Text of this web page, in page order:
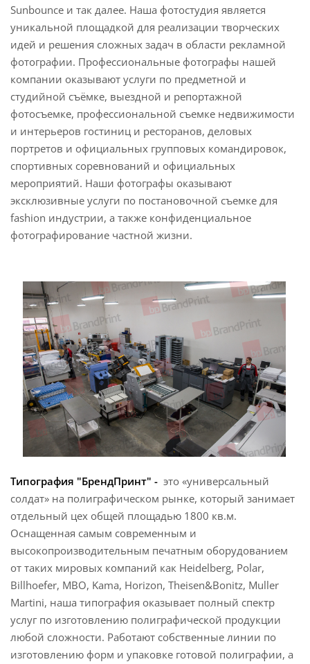
Sunbounce и так далее. Наша фотостудия является
уникальной площадкой для реализации творческих
идей и решения сложных задач в области рекламной
фотографии. Профессиональные фотографы нашей
компании оказывают услуги по предметной и
студийной съёмке, выездной и репортажной
фотосъемке, профессиональной съемке недвижимости
и интерьеров гостиниц и ресторанов, деловых
портретов и официальных групповых командировок,
спортивных соревнований и официальных
мероприятий. Наши фотографы оказывают
эксклюзивные услуги по постановочной съемке для
fashion индустрии, а также конфиденциальное
фотографирование частной жизни.
Типография "БрендПринт" - это «универсальный
солдат» на полиграфическом рынке, который занимает
отдельный цех общей площадью 1800 кв.м.
Оснащенная самым современным и
высокопроизводительным печатным оборудованием
от таких мировых компаний как Heidelberg, Polar,
Billhoefer, MBO, Kama, Horizon, Theisen&Bonitz, Muller
Martini, наша типография оказывает полный спектр
услуг по изготовлению полиграфической продукции
любой сложности. Работают собственные линии по
изготовлению форм и упаковке готовой полиграфии, а